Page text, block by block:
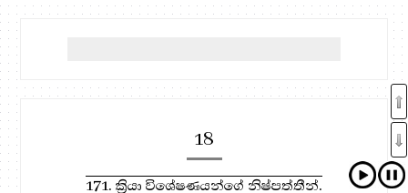
18
171. ක්‍රියා විශේෂණයන්ගේ නිෂ්පත්තීන්.